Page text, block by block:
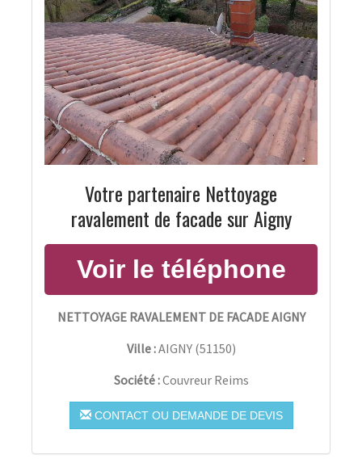
Votre partenaire Nettoyage
ravalement de facade sur Aigny
NETTOYAGE RAVALEMENT DE FACADE AIGNY
Ville :AIGNY(51150)
Société :Couvreur Reims
CONTACT OU DEMANDE DE DEVIS